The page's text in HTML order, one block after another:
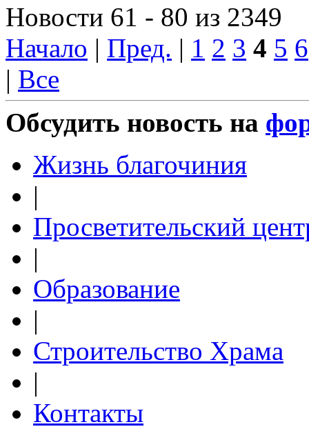
Новости 61 - 80 из 2349
Начало | Пред. | 1 2 3 4 5 6
| Все
Обсудить новость на
Жизнь благочиния
|
Просветительский
|
Образование
|
Строительство Храма
|
Контакты